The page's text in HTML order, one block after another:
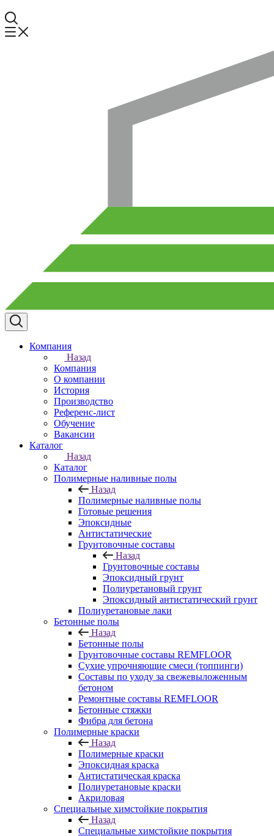
Компания
Назад
Компания
О компании
История
Производство
Референс-лист
Обучение
Вакансии
Каталог
Назад
Каталог
Полимерные наливные полы
Назад
Полимерные наливные полы
Готовые решения
Эпоксидные
Антистатические
Грунтовочные составы
Назад
Грунтовочные составы
Эпоксидный грунт
Полиуретановый грунт
Эпоксидный антистатический грунт
Полиуретановые лаки
Бетонные полы
Назад
Бетонные полы
Грунтовочные составы REMFLOOR
Сухие упрочняющие смеси (топпинги)
Составы по уходу за свежевыложенным
бетоном
Ремонтные составы REMFLOOR
Бетонные стяжки
Фибра для бетона
Полимерные краски
Назад
Полимерные краски
Эпоксидная краска
Антистатическая краска
Полиуретановые краски
Акриловая
Специальные химстойкие покрытия
Назад
Специальные химстойкие покрытия